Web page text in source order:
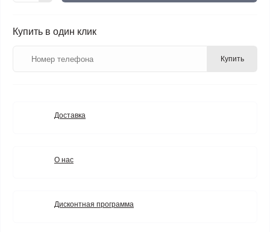
Купить в один клик
Купить
Доставка
О нас
Дисконтная программа